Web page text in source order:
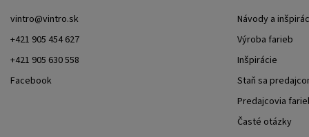
vintro@vintro.sk
+421 905 454 627
+421 905 630 558
Facebook
Návody a
Výroba farieb
Inšpirácie
Staň sa
Predajcovia
Časté otázky